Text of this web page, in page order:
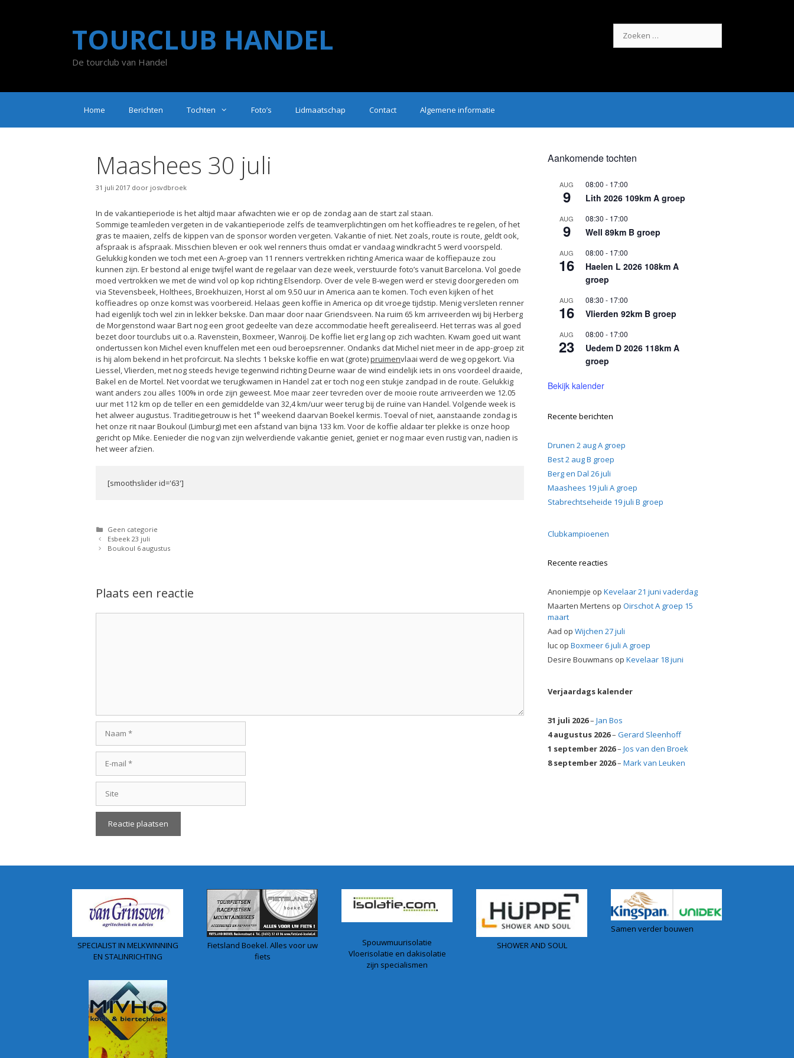
naar:
TOURCLUB HANDEL
De tourclub van Handel
Home Berichten Tochten Foto’s Lidmaatschap Contact Algemene informatie
Maashees 30 juli
31 juli 2017 door josvdbroek
In de vakantieperiode is het altijd maar afwachten wie er op de zondag aan de start zal staan.
Sommige teamleden vergeten in de vakantieperiode zelfs de teamverplichtingen om het koffieadres te regelen, of het
gras te maaien, zelfs de kippen van de sponsor worden vergeten. Vakantie of niet. Net zoals, route is route, geldt ook,
afspraak is afspraak. Misschien bleven er ook wel renners thuis omdat er vandaag windkracht 5 werd voorspeld.
Gelukkig konden we toch met een A-groep van 11 renners vertrekken richting America waar de koffiepauze zou
kunnen zijn. Er bestond al enige twijfel want de regelaar van deze week, verstuurde foto’s vanuit Barcelona. Vol goede
moed vertrokken we met de wind vol op kop richting Elsendorp. Over de vele B-wegen werd er stevig doorgereden om
via Stevensbeek, Holthees, Broekhuizen, Horst al om 9.50 uur in America aan te komen. Toch even kijken of het
koffieadres op onze komst was voorbereid. Helaas geen koffie in America op dit vroege tijdstip. Menig versleten renner
had eigenlijk toch wel zin in lekker bekske. Dan maar door naar Griendsveen. Na ruim 65 km arriveerden wij bij Herberg
de Morgenstond waar Bart nog een groot gedeelte van deze accommodatie heeft gerealiseerd. Het terras was al goed
bezet door tourclubs uit o.a. Ravenstein, Boxmeer, Wanroij. De koffie liet erg lang op zich wachten. Kwam goed uit want
ondertussen kon Michel even knuffelen met een oud beroepsrenner. Ondanks dat Michel niet meer in de app-groep zit
is hij alom bekend in het profcircuit. Na slechts 1 bekske koffie en wat (grote)pruimenvlaai werd de weg opgekort. Via
Liessel, Vlierden, met nog steeds hevige tegenwind richting Deurne waar de wind eindelijk iets in ons voordeel draaide,
Bakel en de Mortel. Net voordat we terugkwamen in Handel zat er toch nog een stukje zandpad in de route. Gelukkig
want anders zou alles 100% in orde zijn geweest. Moe maar zeer tevreden over de mooie route arriveerden we 12.05
uur met 112 km op de teller en een gemiddelde van 32,4 km/uur weer terug bij de ruïne van Handel. Volgende week is
het alweer augustus. Traditiegetrouw is het 1e weekend daarvan Boekel kermis. Toeval of niet, aanstaande zondag is
het onze rit naar Boukoul (Limburg) met een afstand van bijna 133 km. Voor de koffie aldaar ter plekke is onze hoop
gericht op Mike. Eenieder die nog van zijn welverdiende vakantie geniet, geniet er nog maar even rustig van, nadien is
het weer afzien.
[smoothslider id='63']
Categorieën
Geen categorie
Esbeek 23 juli
Boukoul 6 augustus
Plaats een reactie
mail
Aankomende tochten
AUG
9
08:00 - 17:00
Lith 2026 109km A groep
AUG
9
08:30 - 17:00
Well 89km B groep
AUG
16
08:00 - 17:00
Haelen L 2026 108km A
groep
AUG
16
08:30 - 17:00
Vlierden 92km B groep
AUG
23
08:00 - 17:00
Uedem D 2026 118km A
groep
Bekijk kalender
Recente berichten
Drunen 2 aug A groep
Best 2 aug B groep
Berg en Dal 26 juli
Maashees 19 juli A groep
Stabrechtseheide 19 juli B groep
Clubkampioenen
Recente reacties
Anoniempje op Kevelaar 21 juni vaderdag
Maarten Mertens op Oirschot A groep 15
maart
Aad op Wijchen 27 juli
luc op Boxmeer 6 juli A groep
Desire Bouwmans op Kevelaar 18 juni
Verjaardags kalender
31 juli 2026– Jan Bos
4 augustus 2026– Gerard Sleenhoff
1 september 2026– Jos van den Broek
8 september 2026– Mark van Leuken
SPECIALIST IN MELKWINNING
EN STALINRICHTING
Fietsland Boekel. Alles voor uw
fiets
Spouwmuurisolatie
Vloerisolatie en dakisolatie
zijn specialismen
SHOWER AND SOUL
Samen verder bouwen